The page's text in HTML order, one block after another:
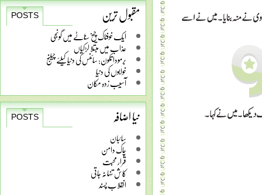
مقبول ترین
POSTS
ایک خوفناک چیخ سناٹے میں گونجی
عذاب میں مبتلا لڑکیاں
برمودا تکون: سائنس کی دنیا کیلئے چیلنج
خوابوں کی دنیا
آسیب زدہ مکان
نیا اضافہ
POSTS
سائبان
چاک دامن
قرار محبت
کاش تنہا نہ جاتی
انقلاب پسند